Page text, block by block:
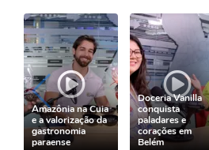
Amazônia na Cuia
e a valorização da
gastronomia
paraense
Doceria Vanilla
conquista
paladares e
corações em
Belém